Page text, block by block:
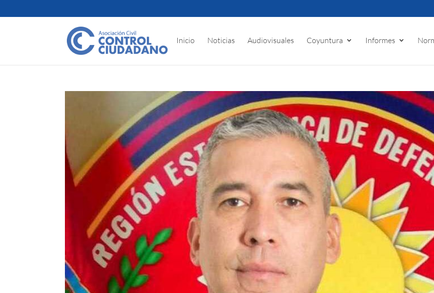
Inicio Noticias Audiovisuales Coyuntura Informes